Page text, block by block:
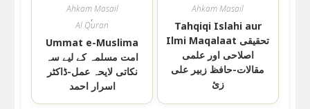
Ahkam Masail
,
Al Quran
Ummat e-Muslima
امت مسلمہ کے لیے سہ
نکاتی لایحہ عمل-ڈاکٹر
اسرار احمد
Ahkam Masail
Tahqiqi Islahi aur
Ilmi Maqalaat تحقیقی
اصلاحی اور علمی
مقالات-حافظ زبیر علی
زئ